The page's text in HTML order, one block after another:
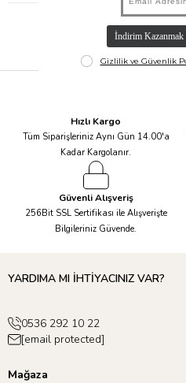
Hızlı Kargo
Tüm Siparişleriniz Aynı Gün 14.00'a
Kadar Kargolanır.
Güvenli Alışveriş
256Bit SSL Sertifikası ile Alışverişte
Bilgileriniz Güvende.
YARDIMA MI İHTİYACINIZ VAR?
0536 292 10 22
[email protected]
Mağaza